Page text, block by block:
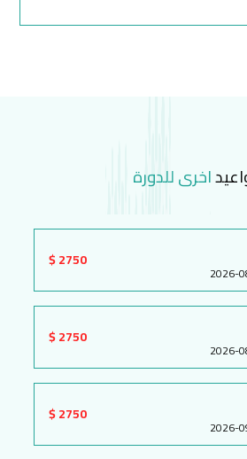
اخرى للدورة
2026-
2750 $
2026-
2750 $
2026-
2750 $